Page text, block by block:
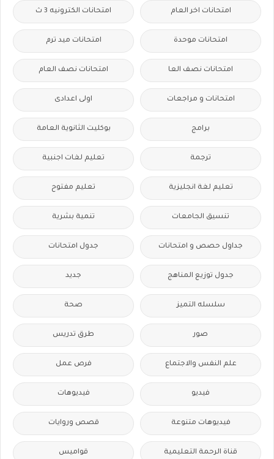
امتحانات اخر العام امتحانات الكترونيه 3 ث
امتحانات موحدة امتحانات ميد ترم
امتحانات نصف العا امتحانات نصف العام
امتحانات و مراجعات اولى اعدادى
برامج بوكليت الثانوية العامة
ترجمة تعليم لغات اجنبية
تعليم لغة انجليزية تعليم مفتوح
تنسيق الجامعات تنمية بشرية
جداول حصص و امتحانات جدول امتحانات
جدول توزيع المناهج جديد
سلسله التميز صحة
صور طرق تدريس
علم النفس والاجتماع فرص عمل
فيديو فيديوهات
فيديوهات متنوعة قصص وروايات
قناة الرحمة التعليمية قواميس